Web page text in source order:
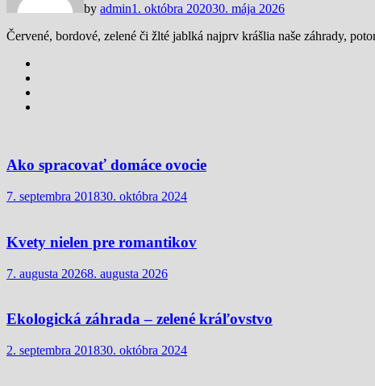
by admin1. októbra 202030. mája 2026
Červené, bordové, zelené či žlté jablká najprv krášlia naše záhrady,
Ako spracovať domáce ovocie
7. septembra 201830. októbra 2024
Kvety nielen pre romantikov
7. augusta 20268. augusta 2026
Ekologická záhrada – zelené kráľovstvo
2. septembra 201830. októbra 2024